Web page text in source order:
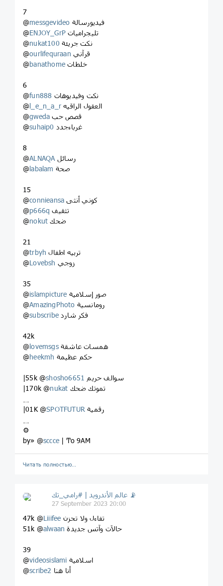
7
@messgevideo فيديورسالة
@ENJOY_GrP تليجراميات
@nukat100 نكت جريئة
@ourlifequraan قرآني
@banathome خلطات
6
@fun888 نكت وفيديوهات
@l_e_n_a_r العقول الراقيه
@gweda قصص حب
@suhaip0 غرباءجدد
8
@ALNAQA رسائل
@labalam صحة
15
@connieansa كوني أنثى
@p666q تثقيف
@nokut ضحك
21
@trbyh تربيه اطفال
@Lovebsh زوجي
35
@islampicture صور إسلامية
@AmazingPhoto رومانسية
@subscribe فكر شارد
42k
@lovemsgs همسات عاشقة
@heekmh حكم عظيمة
|55k @shosho6651 سوالف حريم
|170k @nukat تموتك ضحك
|01K @SPOTFUTUR رقمية
⚙
by» @sccce | Ͳo 9AM
Читать полностью…
عالم الأندرويد | #رامي_تك 📡
27 September 2023 20:00
47k @Liiifee تفاءل ولا تحزن
51k @alwaan حالآت وآتس جديدة
39
@videosislami اسلامية
@scribe2 أنا هنا